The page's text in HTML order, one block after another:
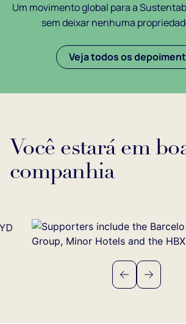
Um movimento global para a
sem deixar nenhuma
Veja todos os
Você estará em
companhia
PreviousNext